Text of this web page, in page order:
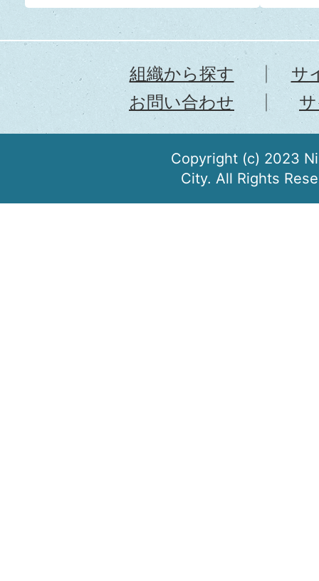
組織から探す
サ
お問い合わせ
Copyright (c) 2023
City. All Rights